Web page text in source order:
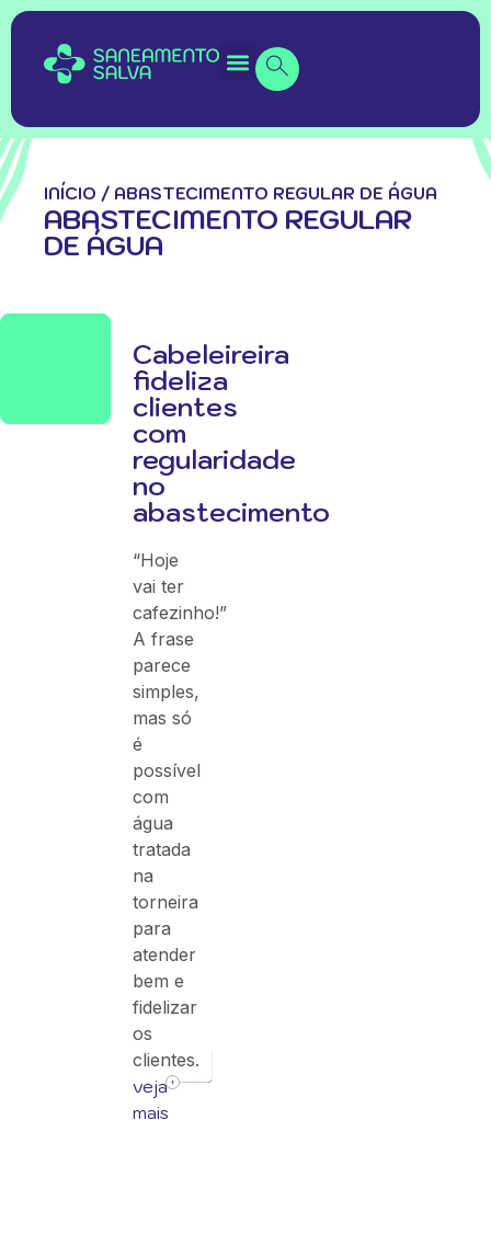
INÍCIO / ABASTECIMENTO REGULAR DE ÁGUA
ABASTECIMENTO REGULAR
DE ÁGUA
Cabeleireira
fideliza
clientes
com
regularidade
no
abastecimento
“Hoje
vai ter
cafezinho!”
A frase
parece
simples,
mas só
é
possível
com
água
tratada
na
torneira
para
atender
bem e
fidelizar
os
clientes.
veja
mais